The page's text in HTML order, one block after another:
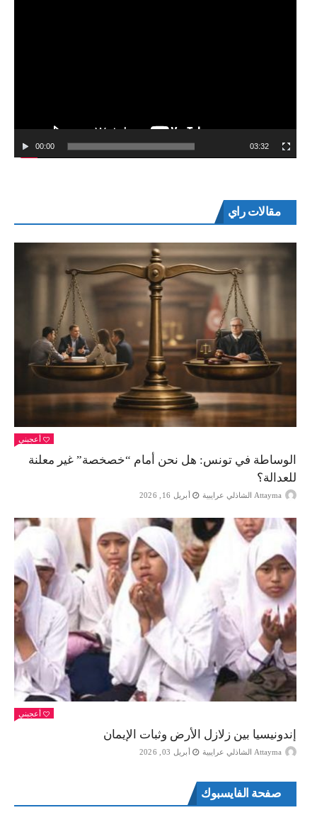
00:00 03:32
مقالات راي
أعجبني
الوساطة في تونس: هل نحن أمام “خصخصة” غير معلنة
للعدالة؟
Attayma الشاذلي عرايبية أبريل 16, 2026
أعجبني
إندونيسيا بين زلازل الأرض وثبات الإيمان
Attayma الشاذلي عرايبية أبريل 03, 2026
صفحة الفايسبوك